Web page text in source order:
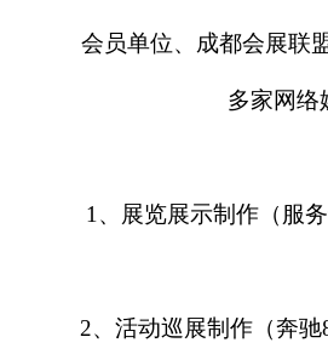
会员单位、成都会展联
多家网络
1、展览展示制作（服
2、活动巡展制作（奔